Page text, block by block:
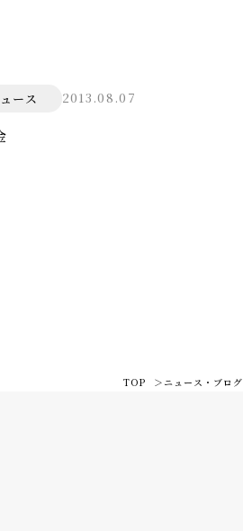
ース 2013.08.07
TOP ニュース・ブログ